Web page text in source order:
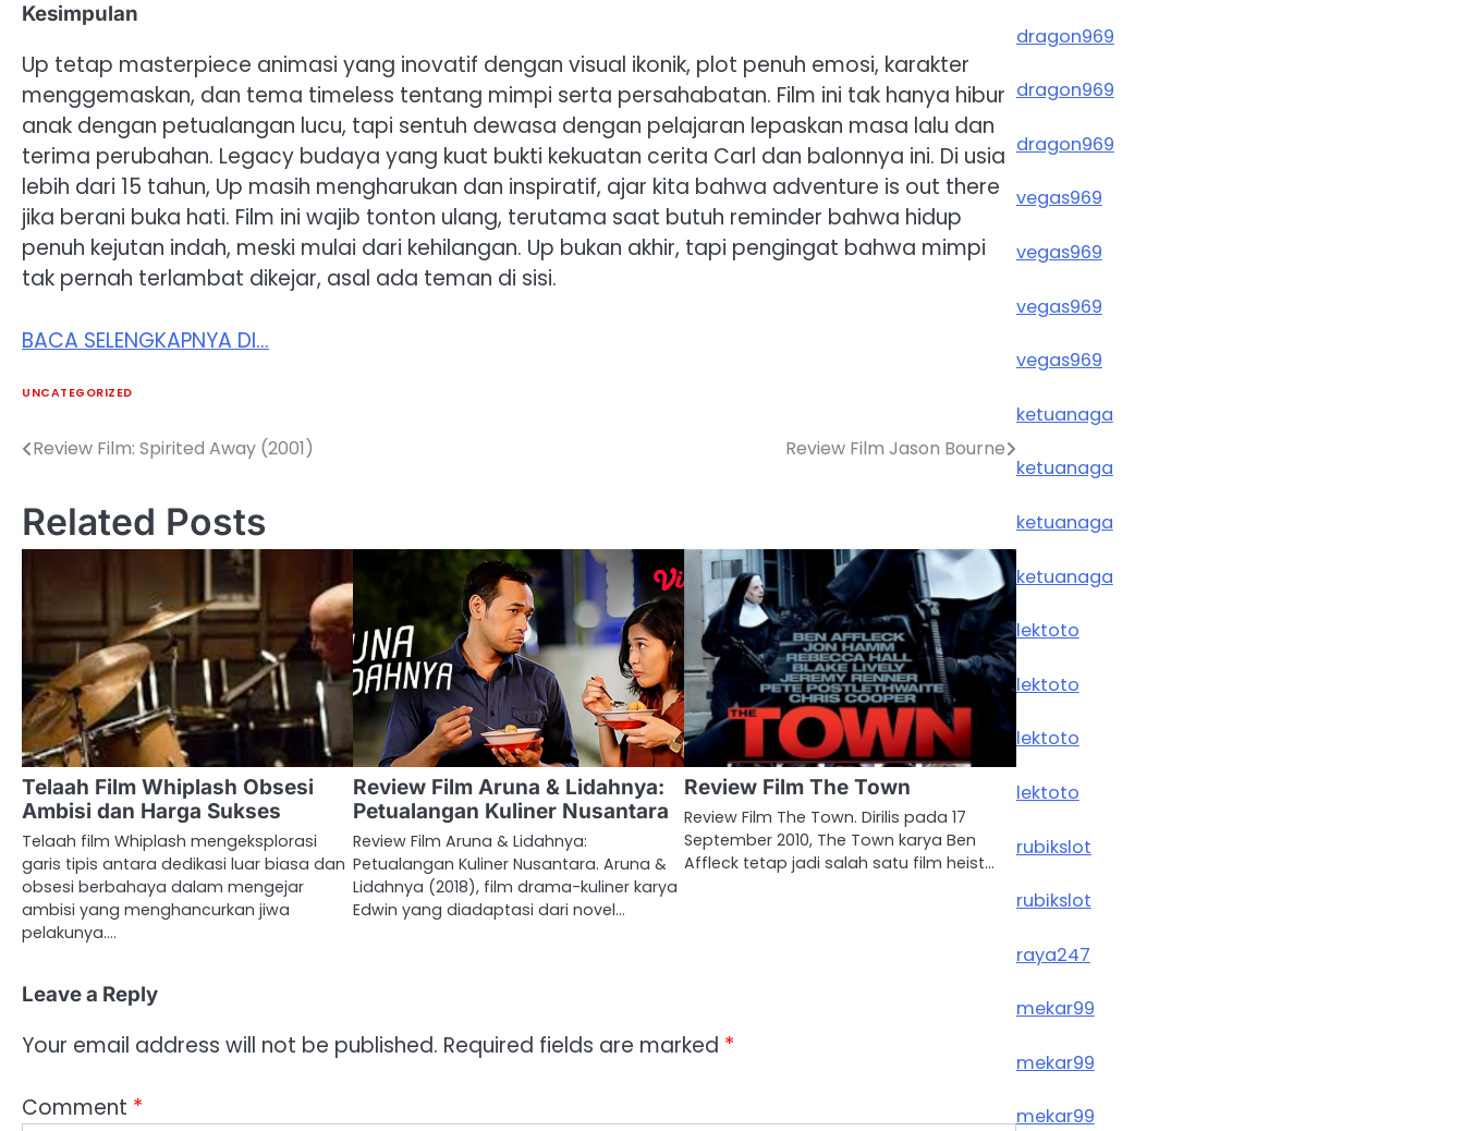
Kesimpulan
Up tetap masterpiece animasi yang inovatif dengan visual ikonik, plot penuh emosi, karakter
menggemaskan, dan tema timeless tentang mimpi serta persahabatan. Film ini tak hanya hibur
anak dengan petualangan lucu, tapi sentuh dewasa dengan pelajaran lepaskan masa lalu dan
terima perubahan. Legacy budaya yang kuat bukti kekuatan cerita Carl dan balonnya ini. Di usia
lebih dari 15 tahun, Up masih mengharukan dan inspiratif, ajar kita bahwa adventure is out there
jika berani buka hati. Film ini wajib tonton ulang, terutama saat butuh reminder bahwa hidup
penuh kejutan indah, meski mulai dari kehilangan. Up bukan akhir, tapi pengingat bahwa mimpi
tak pernah terlambat dikejar, asal ada teman di sisi.
BACA SELENGKAPNYA DI…
UNCATEGORIZED
Post
Review Film: Spirited Away (2001) Review Film Jason Bourne
Related Posts
Telaah Film Whiplash Obsesi
Ambisi dan Harga Sukses
Telaah film Whiplash mengeksplorasi
garis tipis antara dedikasi luar biasa dan
obsesi berbahaya dalam mengejar
ambisi yang menghancurkan jiwa
pelakunya.…
Review Film Aruna & Lidahnya:
Petualangan Kuliner Nusantara
Review Film Aruna & Lidahnya:
Petualangan Kuliner Nusantara. Aruna &
Lidahnya (2018), film drama-kuliner karya
Edwin yang diadaptasi dari novel…
Review Film The Town
Review Film The Town. Dirilis pada 17
September 2010, The Town karya Ben
Affleck tetap jadi salah satu film heist…
Leave a Reply
Your email address will not be published. Required fields are marked *
Comment *
dragon969
dragon969
dragon969
vegas969
vegas969
vegas969
vegas969
ketuanaga
ketuanaga
ketuanaga
ketuanaga
lektoto
lektoto
lektoto
lektoto
rubikslot
rubikslot
raya247
mekar99
mekar99
mekar99